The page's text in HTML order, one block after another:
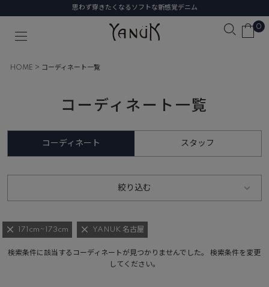
思わず穿きたくなるソフトな新感覚デニム
0
HOME コーディネート一覧
コーディネート一覧
コーディネート スタッフ
絞り込む
171cm~173cm YANUK 名古屋
検索条件に該当するコーディネートが見つかりませんでした。 検索条件を変更
してください。